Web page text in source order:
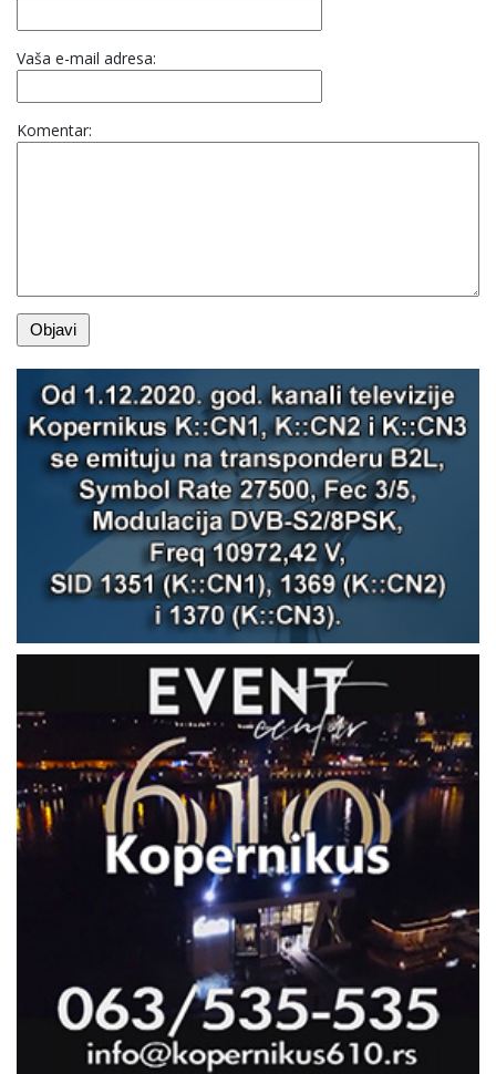
Vaša e-mail adresa:
Komentar: